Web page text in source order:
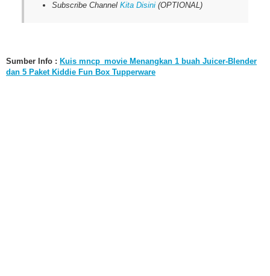
Subscribe Channel Kita Disini(OPTIONAL)
Sumber Info : Kuis mncp_movie Menangkan 1 buah Juicer-Blender
dan 5 Paket Kiddie Fun Box Tupperware